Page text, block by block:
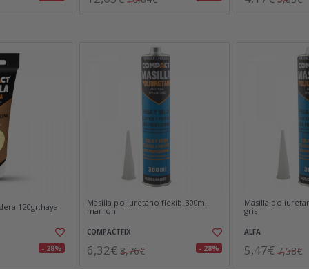
120gr.haya
- 28%
Masilla poliuretano flexib.300ml.
marron
COMPACTFIX
6,32€ 8,76€ - 28%
Masilla
gris
ALFA
5,47€ 7,58€